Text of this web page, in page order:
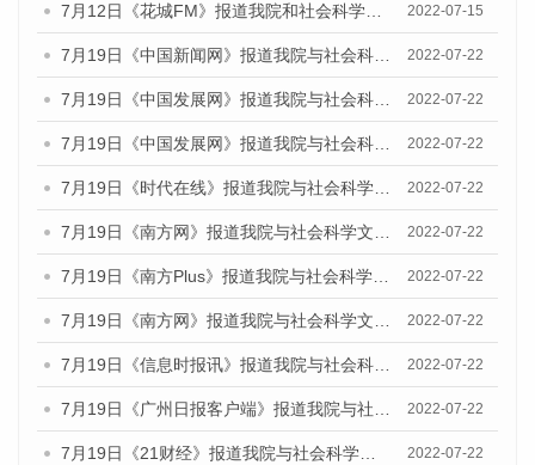
7月12日《花城FM》报道我院和社会科学文献出版社联合发布的《广州蓝皮书：广州数字经济发展报告（2022）》的媒体文章 2022-07-15
7月19日《中国新闻网》报道我院与社会科学文献出版社联合发布《广州蓝皮书：广州城乡融合发展报告(2022)》的媒体文章 2022-07-22
7月19日《中国发展网》报道我院与社会科学文献出版社联合发布《广州蓝皮书：广州城乡融合发展报告(2022)》的媒体文章 2022-07-22
7月19日《中国发展网》报道我院与社会科学文献出版社联合发布《广州蓝皮书：广州城乡融合发展报告(2022)》的媒体文章 2022-07-22
7月19日《时代在线》报道我院与社会科学文献出版社联合发布《广州蓝皮书：广州城乡融合发展报告(2022)》的媒体文章 2022-07-22
7月19日《南方网》报道我院与社会科学文献出版社联合发布《广州蓝皮书：广州城乡融合发展报告(2022)》的媒体文章 2022-07-22
7月19日《南方Plus》报道我院与社会科学文献出版社联合发布《广州蓝皮书：广州城乡融合发展报告(2022)》的媒体文章 2022-07-22
7月19日《南方网》报道我院与社会科学文献出版社联合发布《广州蓝皮书：广州城乡融合发展报告(2022)》的媒体文章 2022-07-22
7月19日《信息时报讯》报道我院与社会科学文献出版社联合发布《广州蓝皮书：广州城乡融合发展报告(2022)》的媒体文章 2022-07-22
7月19日《广州日报客户端》报道我院与社会科学文献出版社联合发布《广州蓝皮书：广州城乡融合发展报告(2022)》的媒体文章 2022-07-22
7月19日《21财经》报道我院与社会科学文献出版社联合发布《广州蓝皮书：广州城乡融合发展报告(2022)》的媒体文章 2022-07-22